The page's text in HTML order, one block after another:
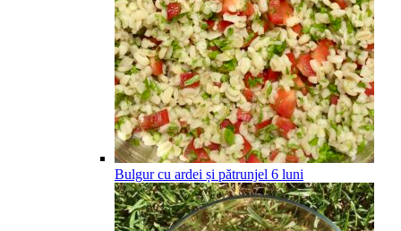
Bulgur cu ardei și pătrunjel 6 luni